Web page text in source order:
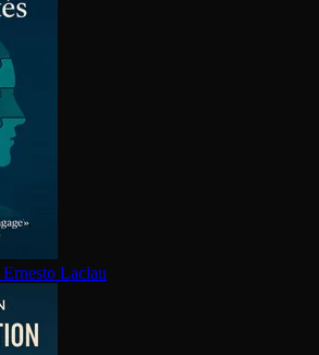
Ernesto Laclau